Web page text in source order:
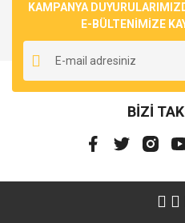
KAMPANYA
E-BÜLTENİMİZE
BİZİ